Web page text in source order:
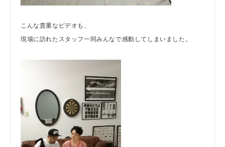
こんな貴重なビデオも、
現場に訪れたスタッフ一同みんなで感動してしまいました。